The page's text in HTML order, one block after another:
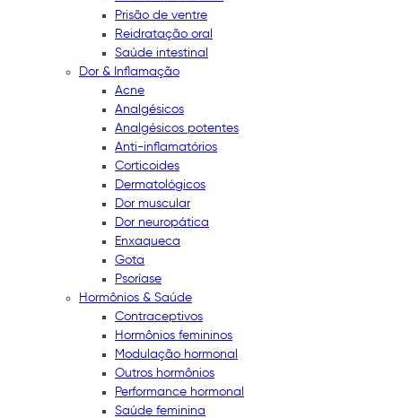
Prisão de ventre
Reidratação oral
Saúde intestinal
Dor & Inflamação
Acne
Analgésicos
Analgésicos potentes
Anti-inflamatórios
Corticoides
Dermatológicos
Dor muscular
Dor neuropática
Enxaqueca
Gota
Psoríase
Hormônios & Saúde
Contraceptivos
Hormônios femininos
Modulação hormonal
Outros hormônios
Performance hormonal
Saúde feminina